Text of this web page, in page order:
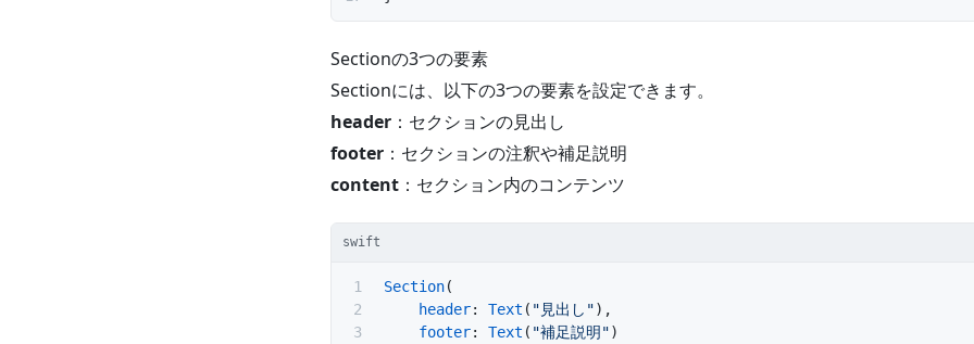
Sectionの3つの要素
Sectionには、以下の3つの要素を設定できます。
header ：セクションの見出し
footer ：セクションの注釈や補足説明
content ：セクション内のコンテンツ
swift
Section(
    header
: Text ( "見出し"),
    footer
: Text ( "補足説明")